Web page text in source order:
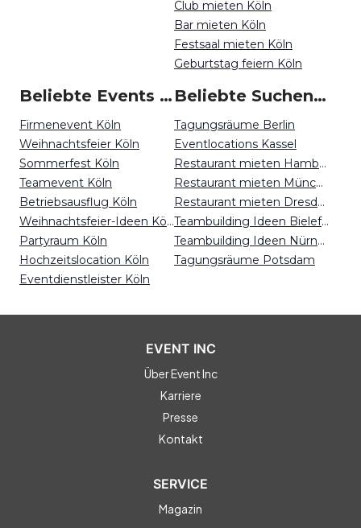
Club mieten Köln
Bar mieten Köln
Festsaal mieten Köln
Geburtstag feiern Köln
Beliebte Events in Köln
Firmenevent Köln
Weihnachtsfeier Köln
Sommerfest Köln
Teamevent Köln
Betriebsausflug Köln
Weihnachtsfeier-Ideen Köln
Partyraum Köln
Hochzeitslocation Köln
Eventdienstleister Köln
Beliebte Suchen auf Event Inc
Tagungsräume Berlin
Eventlocations Kassel
Restaurant mieten Hamburg
Restaurant mieten München
Restaurant mieten Dresden
Teambuilding Ideen Bielefeld
Teambuilding Ideen Nürnberg
Tagungsräume Potsdam
EVENT INC
Über Event Inc
Karriere
Presse
Kontakt
SERVICE
Magazin